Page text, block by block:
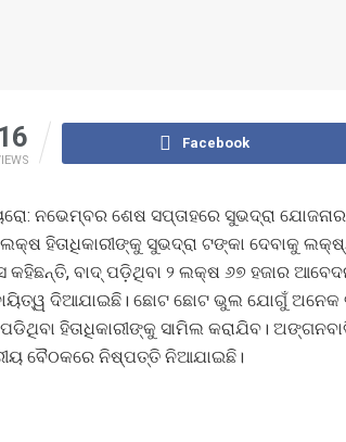
Facebook
ନଭେମ୍ବର ଶେଷ ସପ୍ତାହରେ ସୁଭଦ୍ରା
ହିତାଧିକାରୀଙ୍କୁ ସୁଭଦ୍ରା ଟଙ୍କା ଦେବାକୁ
କହିଛନ୍ତି, ବାଦ୍ ପଡ଼ିଥିବା ୨ ଲକ୍ଷ ୬୭ ହଜାର
ଦିଆଯାଇଛି। ଛୋଟ ଛୋଟ ଭୁଲ ଯୋଗୁଁ ଅନେକ
ପଡିଥିବା ହିତାଧିକାରୀଙ୍କୁ ସାମିଲ କରାଯିବ।
ବୈଠକରେ ନିଷ୍ପତ୍ତି ନିଆଯାଇଛି।